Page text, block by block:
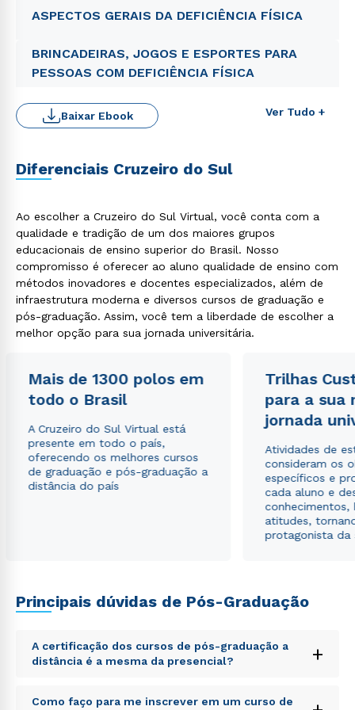
ASPECTOS GERAIS DA DEFICIÊNCIA FÍSICA
BRINCADEIRAS, JOGOS E ESPORTES PARA
PESSOAS COM DEFICIÊNCIA FÍSICA
Ver Tudo +
Baixar Ebook
Diferenciais Cruzeiro do Sul
Ao escolher a Cruzeiro do Sul Virtual, você conta com a
qualidade e tradição de um dos maiores grupos
educacionais de ensino superior do Brasil. Nosso
compromisso é oferecer ao aluno qualidade de ensino com
métodos inovadores e docentes especializados, além de
infraestrutura moderna e diversos cursos de graduação e
pós-graduação. Assim, você tem a liberdade de escolher a
melhor opção para sua jornada universitária.
Mais de 1300 polos em
todo o Brasil
A Cruzeiro do Sul Virtual está
presente em todo o país,
oferecendo os melhores cursos
de graduação e pós-graduação a
distância do país
Trilhas
para a sua
jornada
Atividades de
consideram os
específicos e
cada aluno e
conhecimentos,
atitudes,
protagonista da
Principais dúvidas de Pós-Graduação
A certificação dos cursos de pós-graduação a
distância é a mesma da presencial?
+
Sed ut perspiciatis unde omnis iste natus error sit
Como faço para me inscrever em um curso de
Rápido e fácil
WhatsApp
ou
Estou de acordo com a Política de Privacidade.e
autorizo que meus dados sejam utilizados para o
envio de conteúdos da Cruzeiro do Sul.